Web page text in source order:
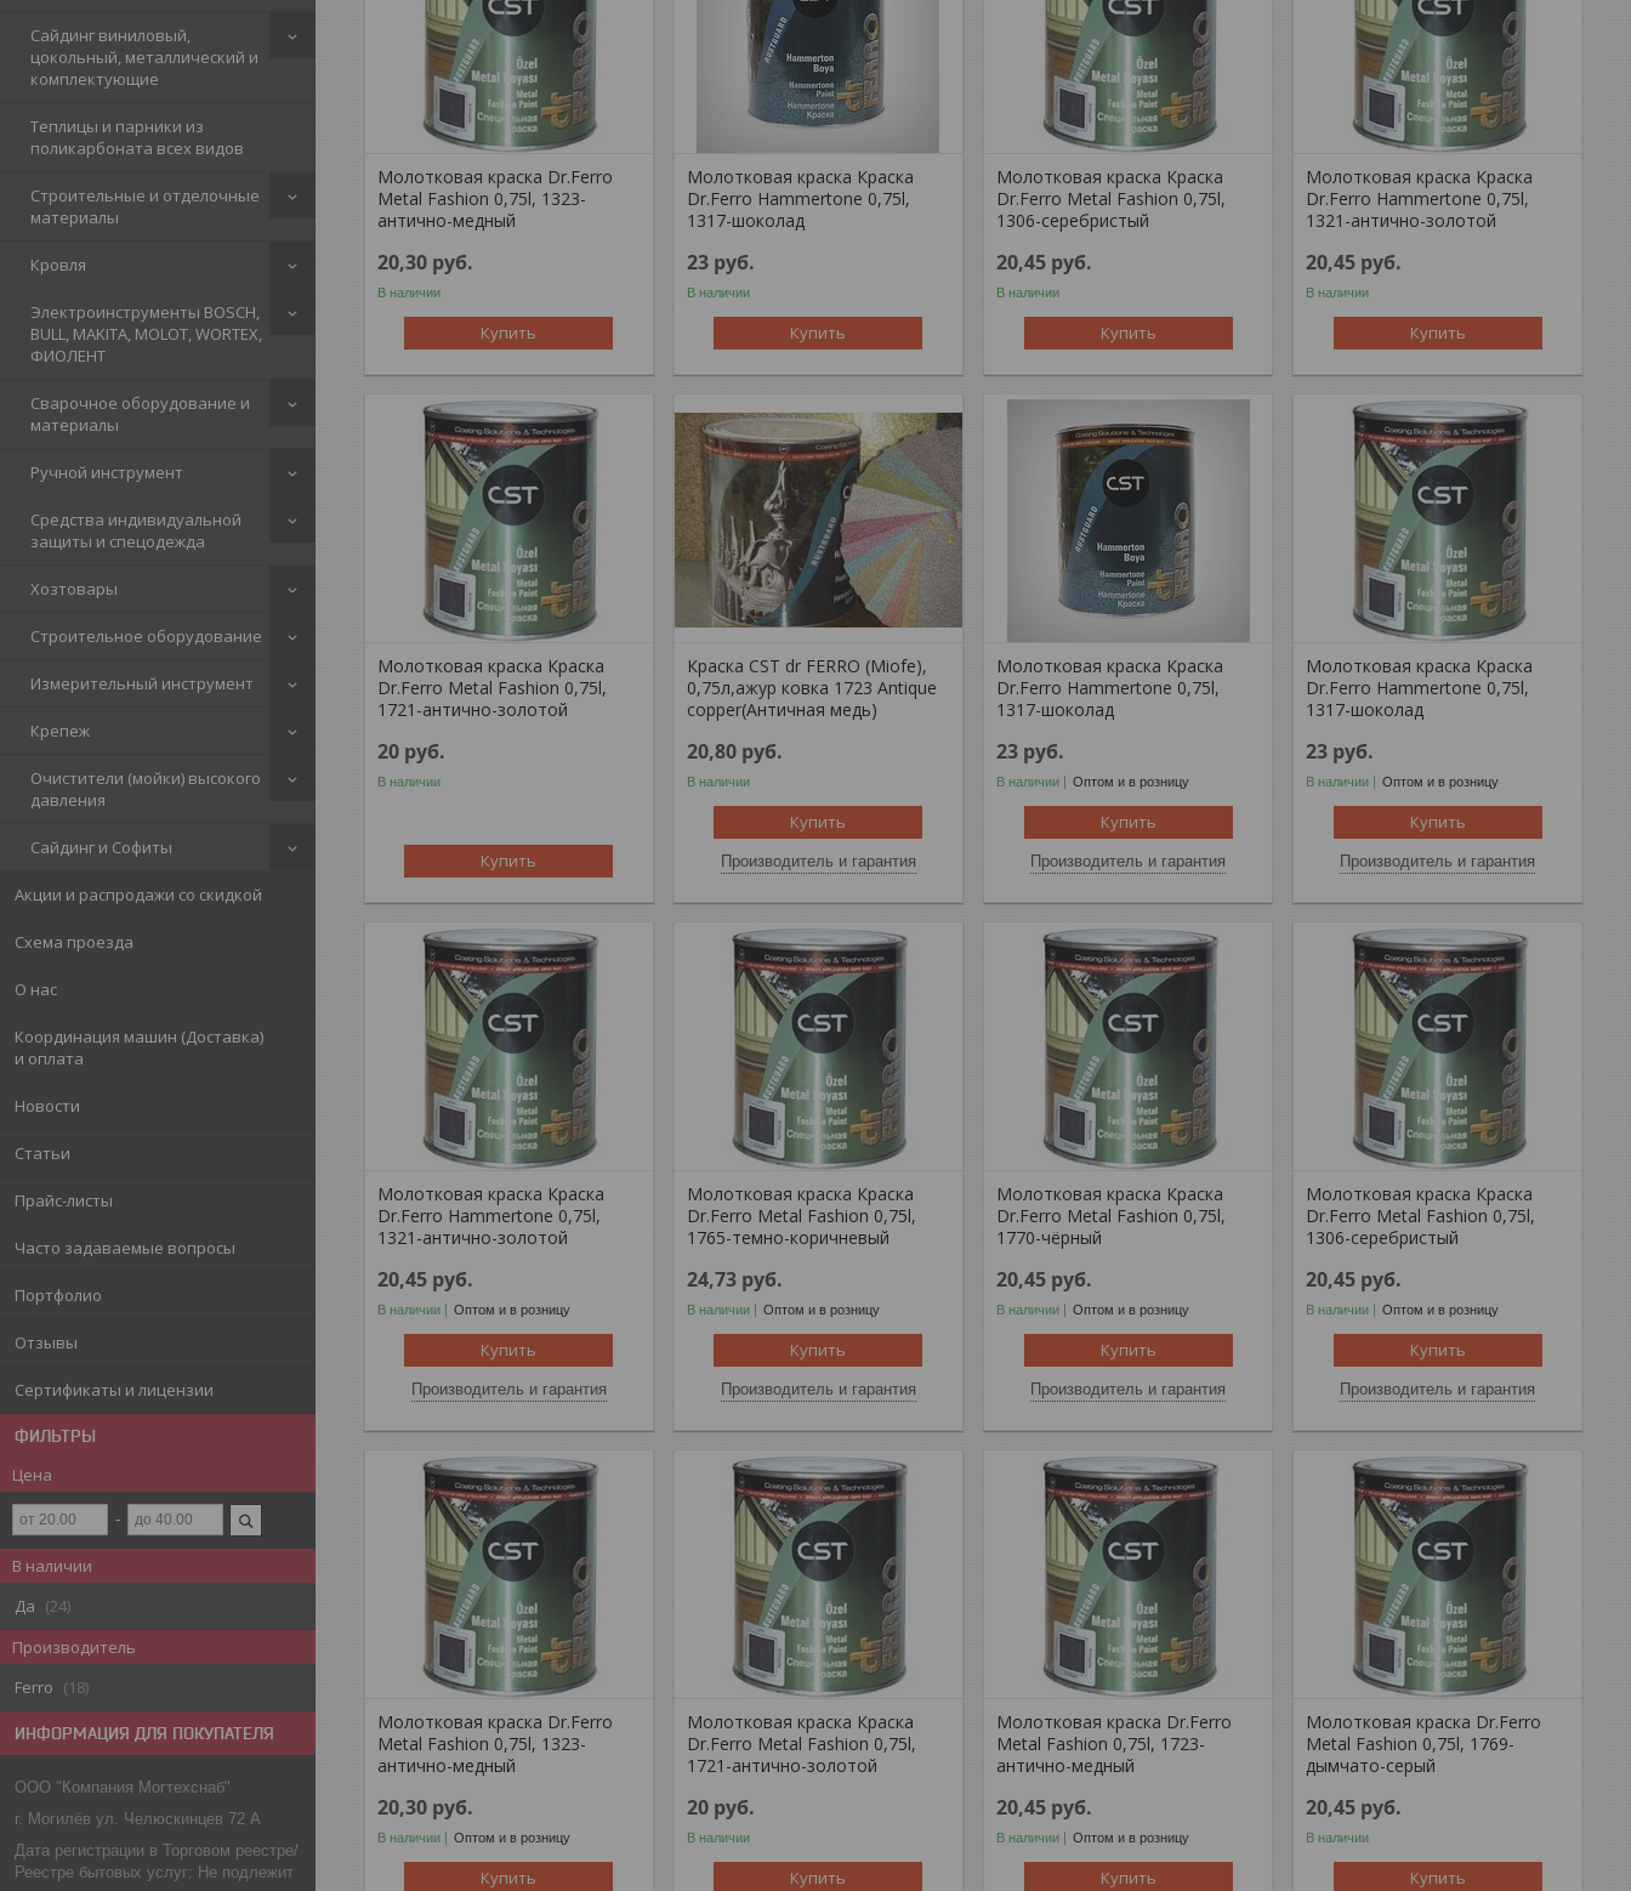
Сайдинг виниловый,
цокольный, металлический и
комплектующие
Теплицы и парники из
поликарбоната всех видов
Строительные и отделочные
материалы
Кровля
Электроинструменты BOSCH,
BULL, MAKITA, MOLOT, WORTEX,
ФИОЛЕНТ
Сварочное оборудование и
материалы
Ручной инструмент
Средства индивидуальной
защиты и спецодежда
Хозтовары
Строительное оборудование
Измерительный инструмент
Крепеж
Очистители (мойки) высокого
давления
Сайдинг и Софиты
Акции и распродажи со скидкой
Схема проезда
О нас
Координация машин (Доставка)
и оплата
Новости
Статьи
Прайс-листы
Часто задаваемые вопросы
Портфолио
Отзывы
Сертификаты и лицензии
ФИЛЬТРЫ
Цена
В наличии
Да
24
Производитель
Ferro
18
ИНФОРМАЦИЯ ДЛЯ ПОКУПАТЕЛЯ
ООО "Компания Могтехснаб"
г. Могилёв ул. Челюскинцев 72 А
Дата регистрации в Торговом реестре/
Реестре бытовых услуг: Не подлежит
Молотковая краска Dr.Ferro
Metal Fashion 0,75l, 1323-
антично-медный
20,30 руб.
В наличии
Купить
Молотковая краска Краска
Dr.Ferro Hammertone 0,75l,
1317-шоколад
23 руб.
В наличии
Купить
Молотковая краска Краска
Dr.Ferro Metal Fashion 0,75l,
1306-серебристый
20,45 руб.
В наличии
Купить
Молотковая краска Краска
Dr.Ferro Hammertone 0,75l,
1321-антично-золотой
20,45 руб.
В наличии
Купить
Молотковая краска Краска
Dr.Ferro Metal Fashion 0,75l,
1721-антично-золотой
20 руб.
В наличии
Купить
Краска CST dr FERRO (Miofe),
0,75л,ажур ковка 1723 Antique
copper(Античная медь)
20,80 руб.
В наличии
Купить
Производитель и гарантия
Молотковая краска Краска
Dr.Ferro Hammertone 0,75l,
1317-шоколад
23 руб.
В наличии Оптом и в розницу
Купить
Производитель и гарантия
Молотковая краска Краска
Dr.Ferro Hammertone 0,75l,
1317-шоколад
23 руб.
В наличии Оптом и в розницу
Купить
Производитель и гарантия
Молотковая краска Краска
Dr.Ferro Hammertone 0,75l,
1321-антично-золотой
20,45 руб.
В наличии Оптом и в розницу
Купить
Производитель и гарантия
Молотковая краска Краска
Dr.Ferro Metal Fashion 0,75l,
1765-темно-коричневый
24,73 руб.
В наличии Оптом и в розницу
Купить
Производитель и гарантия
Молотковая краска Краска
Dr.Ferro Metal Fashion 0,75l,
1770-чёрный
20,45 руб.
В наличии Оптом и в розницу
Купить
Производитель и гарантия
Молотковая краска Краска
Dr.Ferro Metal Fashion 0,75l,
1306-серебристый
20,45 руб.
В наличии Оптом и в розницу
Купить
Производитель и гарантия
Молотковая краска Dr.Ferro
Metal Fashion 0,75l, 1323-
антично-медный
20,30 руб.
В наличии Оптом и в розницу
Купить
Молотковая краска Краска
Dr.Ferro Metal Fashion 0,75l,
1721-антично-золотой
20 руб.
В наличии
Купить
Молотковая краска Dr.Ferro
Metal Fashion 0,75l, 1723-
антично-медный
20,45 руб.
В наличии Оптом и в розницу
Купить
Молотковая краска Dr.Ferro
Metal Fashion 0,75l, 1769-
дымчато-серый
20,45 руб.
В наличии
Купить